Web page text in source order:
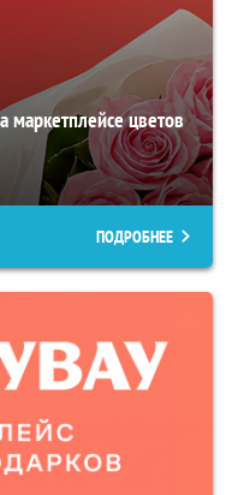
маркетплейсе цветов
ПОДРОБНЕЕ